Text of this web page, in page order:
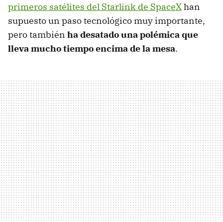
primeros satélites del Starlink de SpaceXhan
supuesto un paso tecnológico muy importante,
pero también ha desatado una polémica que
lleva mucho tiempo encima de la mesa.